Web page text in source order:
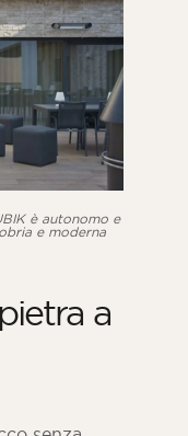
è autonomo e
e moderna
a